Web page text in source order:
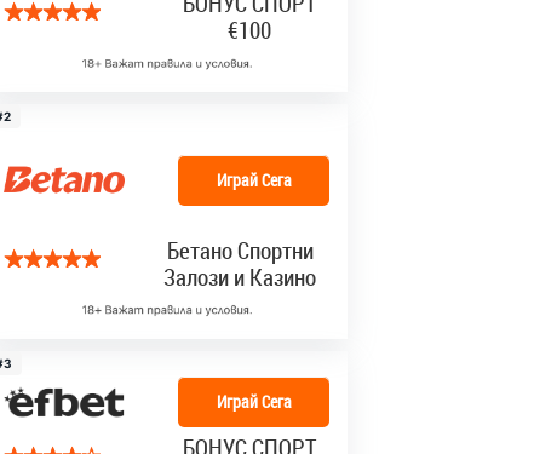
€100
Играй Сега
Бетано Спортни
Залози и Казино
Играй Сега